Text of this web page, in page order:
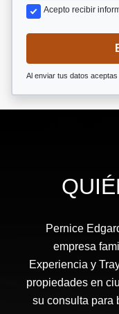
Acepto recibir
Al enviar tus datos aceptas
Pernice
empresa
Experiencia y
propiedades en
su consulta para